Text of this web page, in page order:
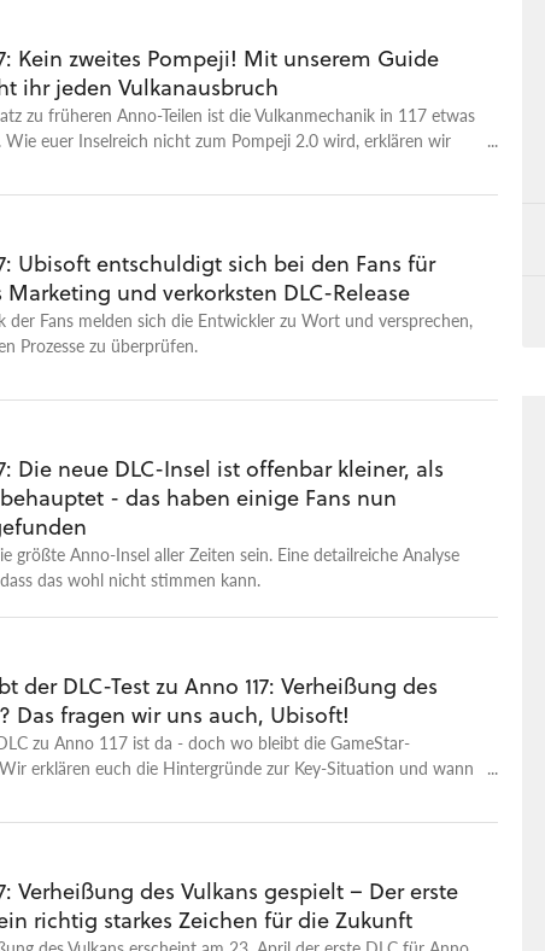
Kein zweites Pompeji! Mit unserem Guide
ihr jeden Vulkanausbruch
zu früheren Anno-Teilen ist die Vulkanmechanik in 117 etwas
Wie euer Inselreich nicht zum Pompeji 2.0 wird, erklären wir
Ubisoft entschuldigt sich bei den Fans für
Marketing und verkorksten DLC-Release
der Fans melden sich die Entwickler zu Wort und versprechen,
Prozesse zu überprüfen.
Die neue DLC-Insel ist offenbar kleiner, als
- das haben einige Fans nun
größte Anno-Insel aller Zeiten sein. Eine detailreiche Analyse
das wohl nicht stimmen kann.
der DLC-Test zu Anno 117: Verheißung des
Das fragen wir uns auch, Ubisoft!
zu Anno 117 ist da - doch wo bleibt die GameStar-
erklären euch die Hintergründe zur Key-Situation und wann
Verheißung des Vulkans gespielt – Der erste
richtig starkes Zeichen für die Zukunft